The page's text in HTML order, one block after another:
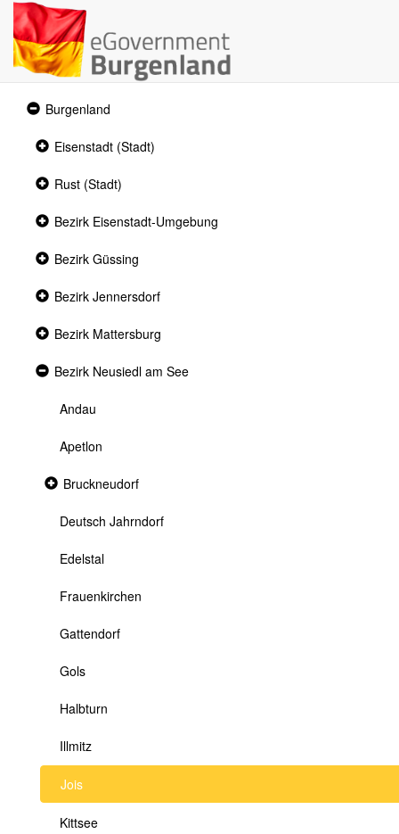
Expanded
section
Burgenland
Collapsed
Eisenstadt (Stadt)
Collapsed
section
Rust (Stadt)
Collapsed
Bezirk Eisenstadt-Umgebung
Collapsed
Bezirk Güssing
Collapsed
Bezirk Jennersdorf
Collapsed
Bezirk Mattersburg
Expanded
Bezirk Neusiedl am See
Andau
Apetlon
Collapsed
Bruckneudorf
Deutsch Jahrndorf
Edelstal
Frauenkirchen
Gattendorf
Gols
Halbturn
Illmitz
Jois
Kittsee